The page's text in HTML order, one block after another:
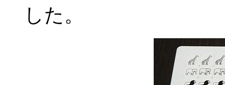
した。